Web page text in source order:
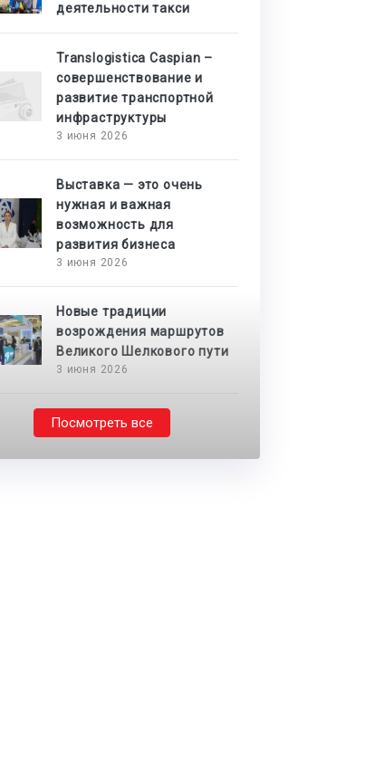
деятельности такси
Translogistica Caspian –
совершенствование и
развитие транспортной
инфраструктуры
3 июня 2026
Выставка — это очень
нужная и важная
возможность для
развития бизнеса
3 июня 2026
Новые традиции
возрождения маршрутов
Великого Шелкового пути
3 июня 2026
Посмотреть все